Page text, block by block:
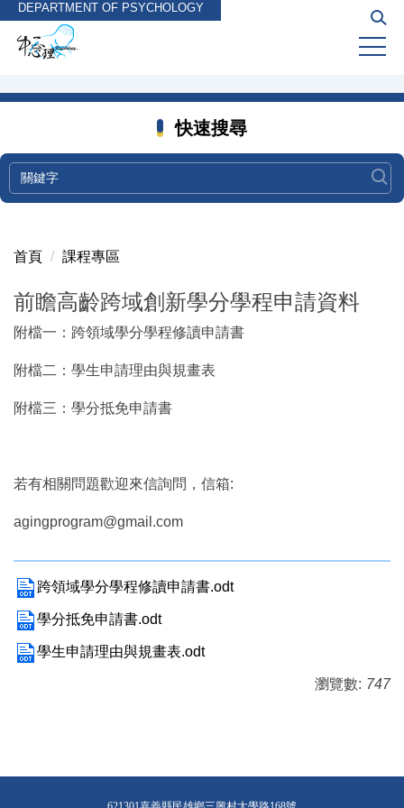
跳
到
內
DEPARTMENT OF PSYCHOLOGY
快速搜尋
首頁 課程專區
前瞻高齡跨域創新學分學程申請資料
附檔一：跨領域學分學程修讀申請書
附檔二：學生申請理由與規畫表
附檔三：學分抵免申請書
若有相關問題歡迎來信詢問，信箱:
agingprogram@gmail.com
跨領域學分學程修讀申請書.odt
學分抵免申請書.odt
學生申請理由與規畫表.odt
瀏覽數: 747